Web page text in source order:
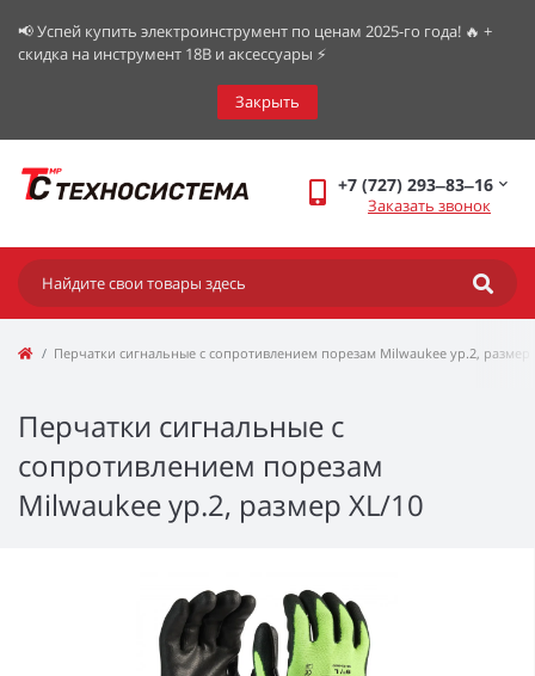
📢 Успей купить электроинструмент по ценам 2025-го года! 🔥 +
скидка на инструмент 18В и аксессуары ⚡️
Закрыть
+7 (727) 293‒83‒16
Заказать звонок
Перчатки сигнальные с сопротивлением порезам Milwaukee ур.2, размер
Перчатки сигнальные с
сопротивлением порезам
Milwaukee ур.2, размер XL/10